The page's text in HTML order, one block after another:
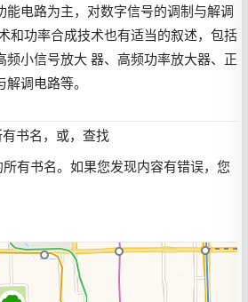
能电路为主，对数字信号的调制与解调
和功率合成技术也有适当的叙述，包括
频小信号放大 器、高频功率放大器、正
调电路等。
书名，或，查找
所有书名。如果您发现内容有错误，您